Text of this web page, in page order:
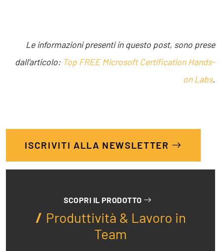
Le informazioni presenti in questo post, sono prese
dall’articolo: Top FREE Microsoft Certification Hands-
on Labs.
ISCRIVITI ALLA NEWSLETTER
SCOPRI IL PRODOTTO
Produttività & Lavoro in
Team